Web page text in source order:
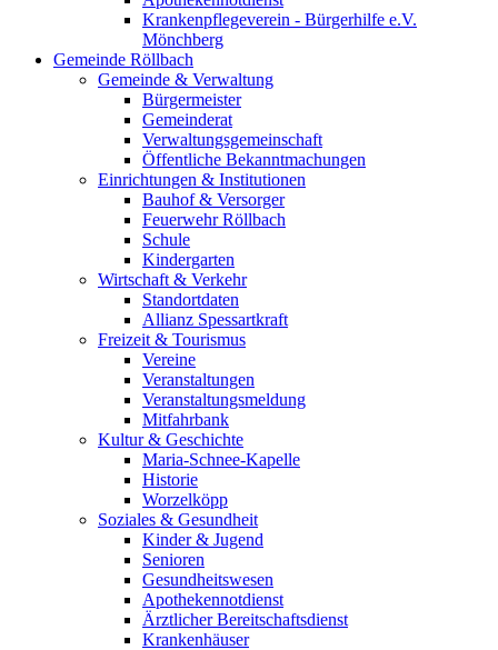
Krankenpflegeverein - Bürgerhilfe e.V.
Mönchberg
Gemeinde Röllbach
Gemeinde & Verwaltung
Bürgermeister
Gemeinderat
Verwaltungsgemeinschaft
Öffentliche Bekanntmachungen
Einrichtungen & Institutionen
Bauhof & Versorger
Feuerwehr Röllbach
Schule
Kindergarten
Wirtschaft & Verkehr
Standortdaten
Allianz Spessartkraft
Freizeit & Tourismus
Vereine
Veranstaltungen
Veranstaltungsmeldung
Mitfahrbank
Kultur & Geschichte
Maria-Schnee-Kapelle
Historie
Worzelköpp
Soziales & Gesundheit
Kinder & Jugend
Senioren
Gesundheitswesen
Apothekennotdienst
Ärztlicher Bereitschaftsdienst
Krankenhäuser